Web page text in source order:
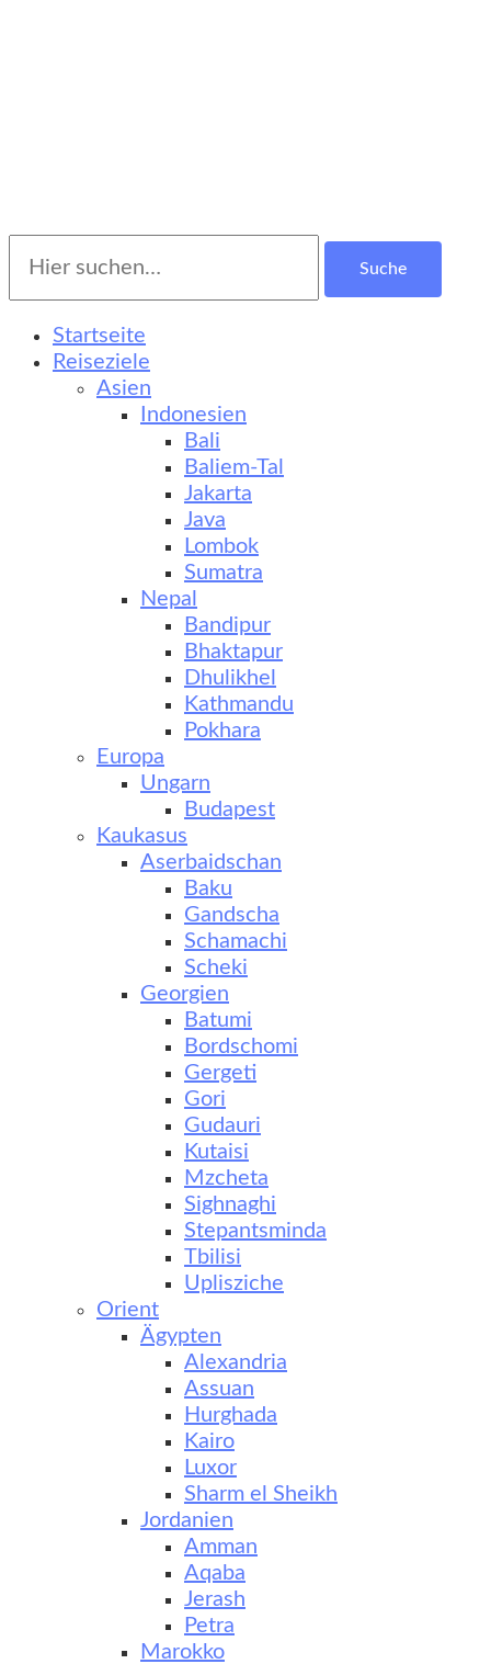
Turkestan Travel
Kultur-, Natur- und Erlebnisreisen
nach:
Startseite
Reiseziele
Asien
Indonesien
Bali
Baliem-Tal
Jakarta
Java
Lombok
Sumatra
Nepal
Bandipur
Bhaktapur
Dhulikhel
Kathmandu
Pokhara
Europa
Ungarn
Budapest
Kaukasus
Aserbaidschan
Baku
Gandscha
Schamachi
Scheki
Georgien
Batumi
Bordschomi
Gergeti
Gori
Gudauri
Kutaisi
Mzcheta
Sighnaghi
Stepantsminda
Tbilisi
Uplisziche
Orient
Ägypten
Alexandria
Assuan
Hurghada
Kairo
Luxor
Sharm el Sheikh
Jordanien
Amman
Aqaba
Jerash
Petra
Marokko